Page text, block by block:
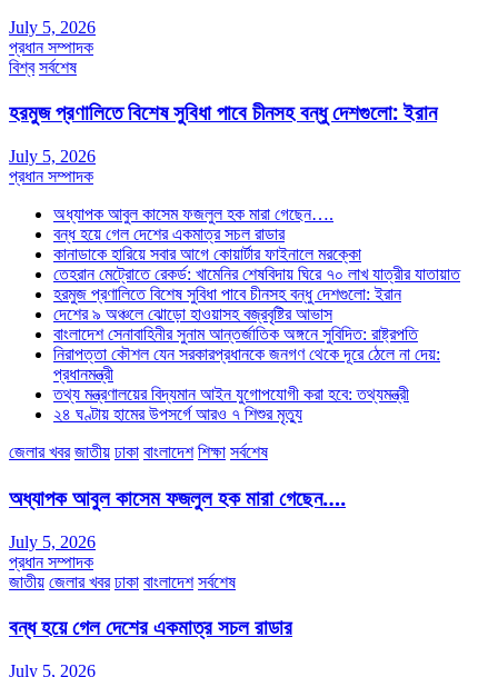
July 5, 2026
প্রধান সম্পাদক
বিশ্ব সর্বশেষ
হরমুজ প্রণালিতে বিশেষ সুবিধা পাবে চীনসহ বন্ধু দেশগুলো: ইরান
July 5, 2026
প্রধান সম্পাদক
অধ্যাপক আবুল কাসেম ফজলুল হক মারা গেছেন….
বন্ধ হয়ে গেল দেশের একমাত্র সচল রাডার
কানাডাকে হারিয়ে সবার আগে কোয়ার্টার ফাইনালে মরক্কো
তেহরান মেট্রোতে রেকর্ড: খামেনির শেষবিদায় ঘিরে ৭০ লাখ যাত্রীর যাতায়াত
হরমুজ প্রণালিতে বিশেষ সুবিধা পাবে চীনসহ বন্ধু দেশগুলো: ইরান
দেশের ৯ অঞ্চলে ঝোড়ো হাওয়াসহ বজ্রবৃষ্টির আভাস
বাংলাদেশ সেনাবাহিনীর সুনাম আন্তর্জাতিক অঙ্গনে সুবিদিত: রাষ্ট্রপতি
নিরাপত্তা কৌশল যেন সরকারপ্রধানকে জনগণ থেকে দূরে ঠেলে না দেয়:
প্রধানমন্ত্রী
তথ্য মন্ত্রণালয়ের বিদ্যমান আইন যুগোপযোগী করা হবে: তথ্যমন্ত্রী
২৪ ঘণ্টায় হামের উপসর্গে আরও ৭ শিশুর মৃত্যু
জেলার খবর জাতীয় ঢাকা বাংলাদেশ শিক্ষা সর্বশেষ
অধ্যাপক আবুল কাসেম ফজলুল হক মারা গেছেন….
July 5, 2026
প্রধান সম্পাদক
জাতীয় জেলার খবর ঢাকা বাংলাদেশ সর্বশেষ
বন্ধ হয়ে গেল দেশের একমাত্র সচল রাডার
July 5, 2026